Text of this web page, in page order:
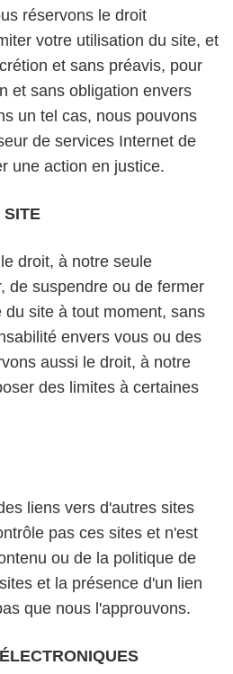
réservons le droit
votre utilisation du site, et
et sans préavis, pour
et sans obligation envers
un tel cas, nous pouvons
de services Internet de
une action en justice.
SITE
droit, à notre seule
de suspendre ou de fermer
du site à tout moment, sans
envers vous ou des
aussi le droit, à notre
des limites à certaines
liens vers d'autres sites
pas ces sites et n'est
ou de la politique de
et la présence d'un lien
que nous l'approuvons.